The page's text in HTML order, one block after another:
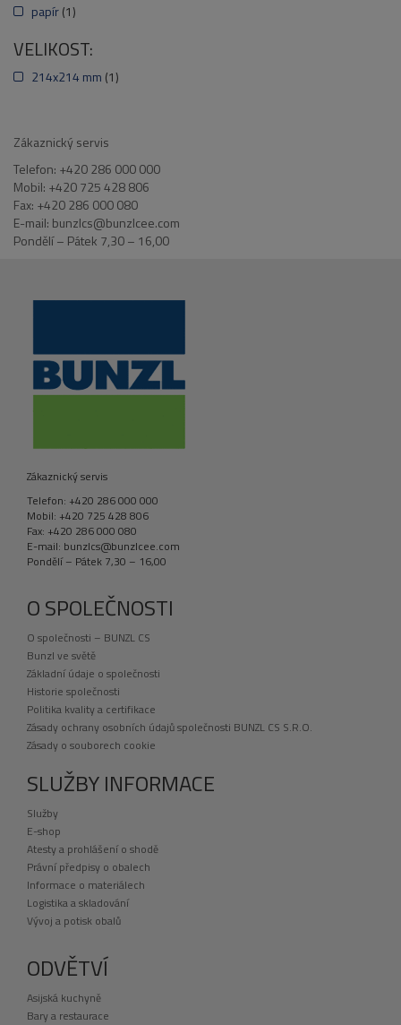
papír (1)
VELIKOST:
214x214 mm (1)
Zákaznický servis
Telefon: +420 286 000 000
Mobil: +420 725 428 806
Fax: +420 286 000 080
E-mail: bunzlcs@bunzlcee.com
Pondělí – Pátek 7,30 – 16,00
Zákaznický servis
Telefon: +420 286 000 000
Mobil: +420 725 428 806
Fax: +420 286 000 080
E-mail: bunzlcs@bunzlcee.com
Pondělí – Pátek 7,30 – 16,00
O SPOLEČNOSTI
O společnosti – BUNZL CS
Bunzl ve světě
Základní údaje o společnosti
Historie společnosti
Politika kvality a certifikace
Zásady ochrany osobních údajů společnosti BUNZL CS S.R.O.
Zásady o souborech cookie
SLUŽBY INFORMACE
Služby
E-shop
Atesty a prohlášení o shodě
Právní předpisy o obalech
Informace o materiálech
Logistika a skladování
Vývoj a potisk obalů
ODVĚTVÍ
Asijská kuchyně
Bary a restaurace